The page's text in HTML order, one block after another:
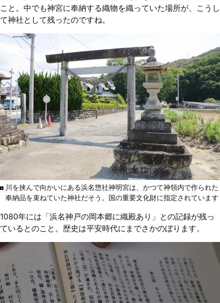
こと。中でも神宮に奉納する織物を織っていた場所が、こうし
て神社として残ったのですね。
川を挟んで向かいにある浜名惣社神明宮は、かつて神領内で作られた
奉納品を束ねていた神社だそう。国の重要文化財に指定されています
1080年には「浜名神戸の岡本郷に織殿あり」との記録が残っ
ているとのこと。歴史は平安時代にまでさかのぼります。